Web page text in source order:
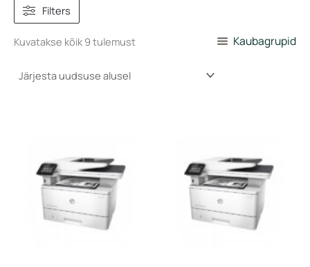
80 €
80 174 361 455
On sale
(0)
1 kuu(0)
12 kuud
12 kuud, (lambile ei kehti)
Filters
Kuvatakse kõik 9 tulemust Kaubagrupid